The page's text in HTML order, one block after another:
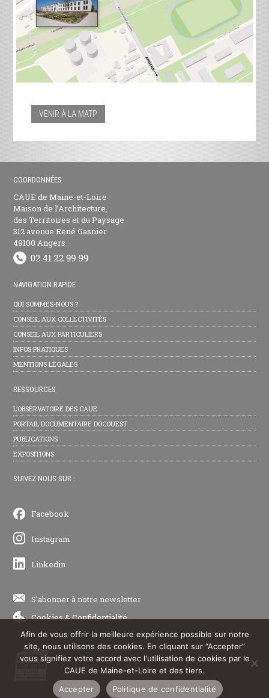
VENIR À LA MATP
COORDONNÉES
CAUE de Maine-et-Loire
Maison de l’Architecture,
des Territoires et du Paysage
312 avenue René Gasnier
49100 Angers
NAVIGATION RAPIDE
QUI SOMMES-NOUS ?
CONSEIL AUX COLLECTIVITÉS
CONSEIL AUX PARTICULIERS
INFOS PRATIQUES
MENTIONS LÉGALES
RESSOURCES
L’OBSERVATOIRE DES CAUE
PORTAIL DOCUMENTAIRE DOCOUEST
PUBLICATIONS
EXPOSITIONS
SUIVEZ NOUS SUR :
Facebook
Instagram
Linkedin
S'abonner à notre newsletter
Cookies&Confidentialité
Afin de vous offrir la meilleure expérience possible sur notre
site, nous utilisons des cookies. En cliquant sur “Accepter”
vous signifiez votre accord avec l'utilisation de cookies par le
CAUE de Maine-et-Loire et des tiers.
Accepter
Politique de confidentialité